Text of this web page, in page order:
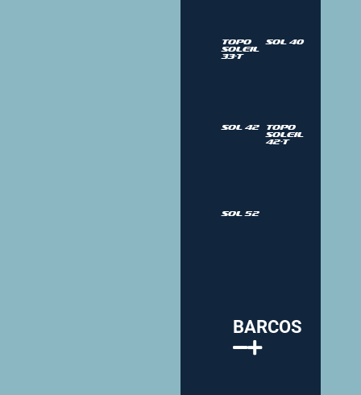
Topo
Soleil
33-T
Sol 40
Sol 42
Topo
Soleil
42-T
Sol 52
BARCOS